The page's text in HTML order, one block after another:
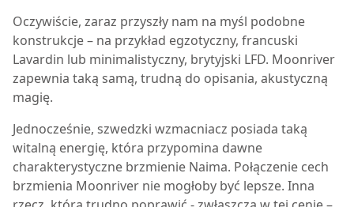
Oczywiście, zaraz przyszły nam na myśl podobne
konstrukcje – na przykład egzotyczny, francuski
Lavardin lub minimalistyczny, brytyjski LFD. Moonriver
zapewnia taką samą, trudną do opisania, akustyczną
magię.
Jednocześnie, szwedzki wzmacniacz posiada taką
witalną energię, która przypomina dawne
charakterystyczne brzmienie Naima. Połączenie cech
brzmienia Moonriver nie mogłoby być lepsze. Inna